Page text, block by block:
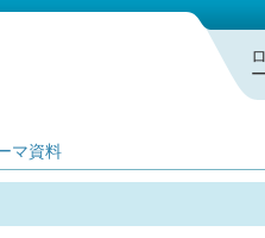
ステム
マ資料